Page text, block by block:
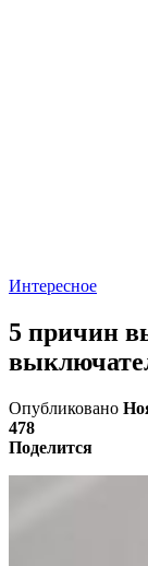
Интересное
5 причин
Опубликовано
478
Поделится